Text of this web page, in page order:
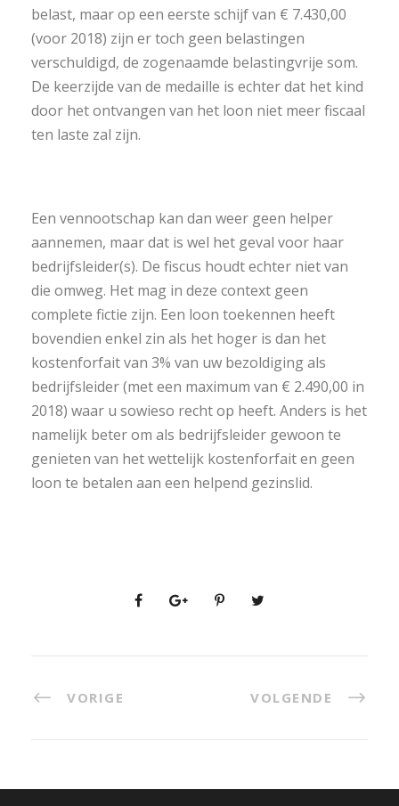
belast, maar op een eerste schijf van € 7.430,00
(voor 2018) zijn er toch geen belastingen
verschuldigd, de zogenaamde belastingvrije som.
De keerzijde van de medaille is echter dat het kind
door het ontvangen van het loon niet meer fiscaal
ten laste zal zijn.
Een vennootschap kan dan weer geen helper
aannemen, maar dat is wel het geval voor haar
bedrijfsleider(s). De fiscus houdt echter niet van
die omweg. Het mag in deze context geen
complete fictie zijn. Een loon toekennen heeft
bovendien enkel zin als het hoger is dan het
kostenforfait van 3% van uw bezoldiging als
bedrijfsleider (met een maximum van € 2.490,00 in
2018) waar u sowieso recht op heeft. Anders is het
namelijk beter om als bedrijfsleider gewoon te
genieten van het wettelijk kostenforfait en geen
loon te betalen aan een helpend gezinslid.
VORIGE VOLGENDE